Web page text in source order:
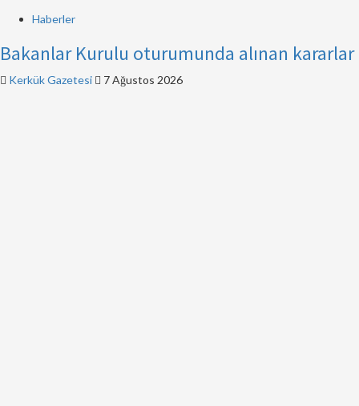
Haberler
Bakanlar Kurulu oturumunda alınan kararlar
Kerkük Gazetesi 7 Ağustos 2026